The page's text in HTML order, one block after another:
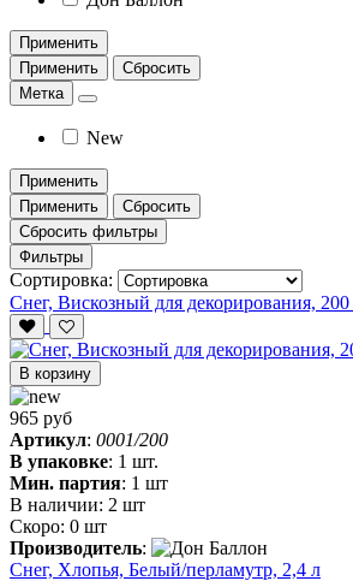
Применить
Применить
Сбросить
Метка
New
Применить
Применить
Сбросить
Сбросить фильтры
Фильтры
Сортировка:
Снег, Вискозный для декорирования, 200
В корзину
965 руб
Артикул: 0001/200
В упаковке: 1 шт.
Мин. партия: 1 шт
В наличии: 2 шт
Скоро: 0 шт
Производитель:
Снег, Хлопья, Белый/перламутр, 2,4 л